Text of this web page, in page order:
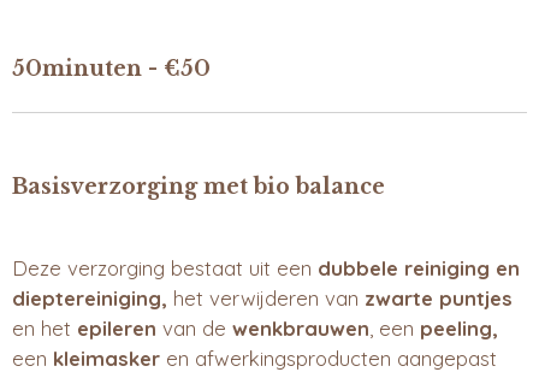
50minuten - €50
Basisverzorging met bio balance
Deze verzorging bestaat uit een dubbele reiniging en
dieptereiniging, het verwijderen van zwarte puntjes
en het epileren van de wenkbrauwen , een peeling,
een kleimasker en afwerkingsproducten aangepast